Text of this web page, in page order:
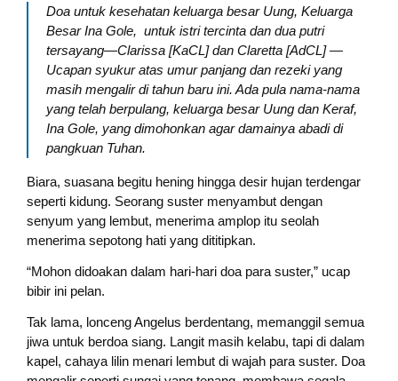
Doa untuk kesehatan keluarga besar Uung, Keluarga
Besar Ina Gole, untuk istri tercinta dan dua putri
tersayang—Clarissa [KaCL] dan Claretta [AdCL] —
Ucapan syukur atas umur panjang dan rezeki yang
masih mengalir di tahun baru ini. Ada pula nama-nama
yang telah berpulang, keluarga besar Uung dan Keraf,
Ina Gole, yang dimohonkan agar damainya abadi di
pangkuan Tuhan.
Biara, suasana begitu hening hingga desir hujan terdengar
seperti kidung. Seorang suster menyambut dengan
senyum yang lembut, menerima amplop itu seolah
menerima sepotong hati yang dititipkan.
“Mohon didoakan dalam hari-hari doa para suster,” ucap
bibir ini pelan.
Tak lama, lonceng Angelus berdentang, memanggil semua
jiwa untuk berdoa siang. Langit masih kelabu, tapi di dalam
kapel, cahaya lilin menari lembut di wajah para suster. Doa